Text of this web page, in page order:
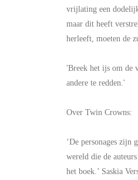
vrijlating een
maar dit heeft
herleeft, moeten de
'Breek het ijs om de
andere te redden.'
Over Twin Crowns:
‘De personages zijn
wereld die de
het boek.’ Saskia